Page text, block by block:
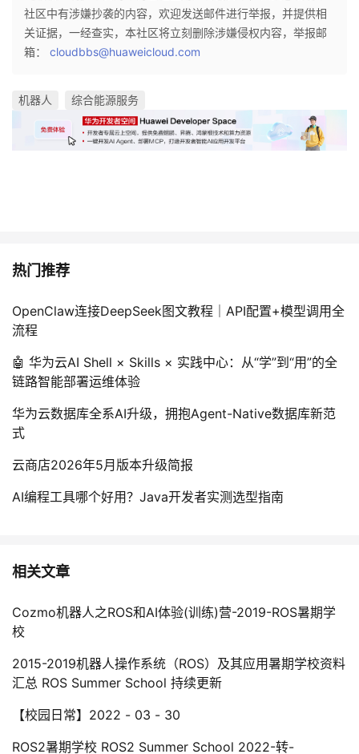
社区中有涉嫌抄袭的内容，欢迎发送邮件进行举报，并提供相
关证据，一经查实，本社区将立刻删除涉嫌侵权内容，举报邮
箱： cloudbbs@huaweicloud.com
机器人 综合能源服务
热门推荐
OpenClaw连接DeepSeek图文教程｜API配置+模型调用全
流程
🤖 华为云AI Shell × Skills × 实践中心：从“学”到“用”的全
链路智能部署运维体验
华为云数据库全系AI升级，拥抱Agent-Native数据库新范
式
云商店2026年5月版本升级简报
AI编程工具哪个好用？Java开发者实测选型指南
相关文章
Cozmo机器人之ROS和AI体验(训练)营-2019-ROS暑期学
校
2015-2019机器人操作系统（ROS）及其应用暑期学校资料
汇总 ROS Summer School 持续更新
【校园日常】2022 - 03 - 30
ROS2暑期学校 ROS2 Summer School 2022-转-